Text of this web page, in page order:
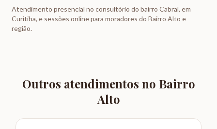
Atendimento presencial no consultório do bairro Cabral, em
Curitiba, e sessões online para moradores do Bairro Alto e
região.
Outros atendimentos no Bairro
Alto